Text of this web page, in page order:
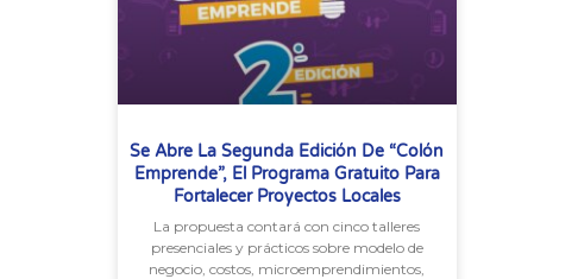
Se Abre La Segunda Edición De “Colón
Emprende”, El Programa Gratuito Para
Fortalecer Proyectos Locales
La propuesta contará con cinco talleres
presenciales y prácticos sobre modelo de
negocio, costos, microemprendimientos,